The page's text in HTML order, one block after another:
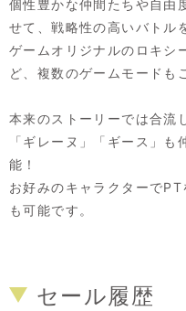
個性豊かな仲間たちや自由
せて、戦略性の高いバトル
ゲームオリジナルのロキシ
ど、複数のゲームモードも
本来のストーリーでは合流
「ギレーヌ」「ギース」
能！
お好みのキャラクターで
も可能です。
セール履歴